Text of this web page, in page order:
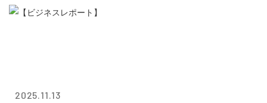
2025.11.13